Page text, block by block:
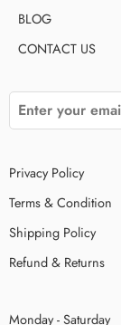
BLOG
CONTACT US
Privacy Policy
Terms & Condition
Shipping Policy
Refund & Returns
Monday - Saturday